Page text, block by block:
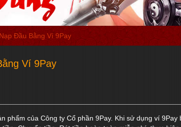
Đầu Bằng Ví 9Pay
Ví 9Pay
phẩm của Công ty Cổ phần 9Pay. Khi sử dụng ví